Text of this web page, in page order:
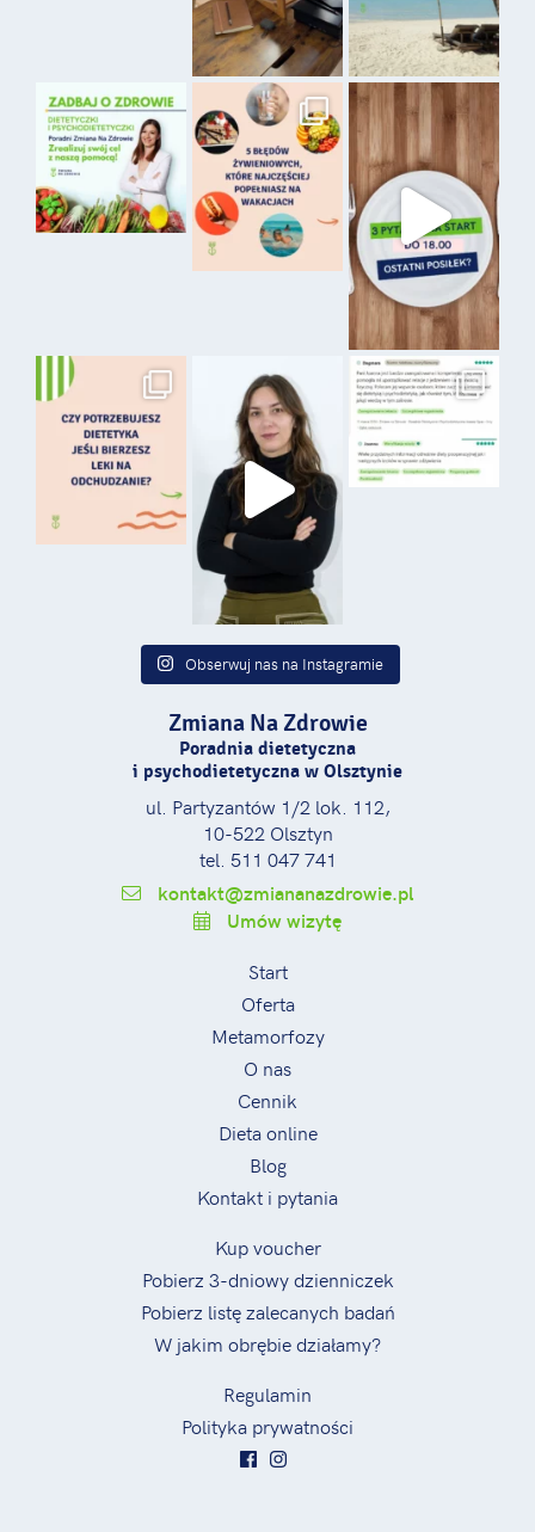
Obserwuj nas na Instagramie
Zmiana Na Zdrowie
Poradnia dietetyczna
i psychodietetyczna w Olsztynie
ul. Partyzantów 1/2 lok. 112,
10-522 Olsztyn
tel. 511 047 741
kontakt@zmiananazdrowie.pl
Umów wizytę
Start
Oferta
Metamorfozy
O nas
Cennik
Dieta online
Blog
Kontakt i pytania
Kup voucher
Pobierz 3-dniowy dzienniczek
Pobierz listę zalecanych badań
W jakim obrębie działamy?
Regulamin
Polityka prywatności